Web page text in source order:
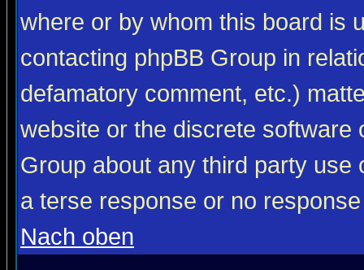
where or by whom this board is
contacting phpBB Group in
defamatory comment, etc.)
website or the discrete software
Group about any third party
a terse response or no
Nach oben